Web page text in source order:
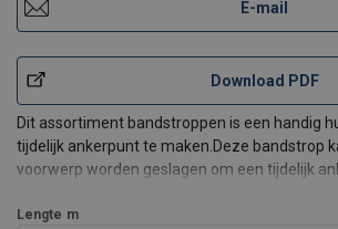
E-mail
Download PDF
Dit assortiment bandstroppen is een handig
tijdelijk ankerpunt te maken.Deze bandstrop
voorwerp worden geslagen om een tijdelijk
gebruik weerstaan.
Lengte m